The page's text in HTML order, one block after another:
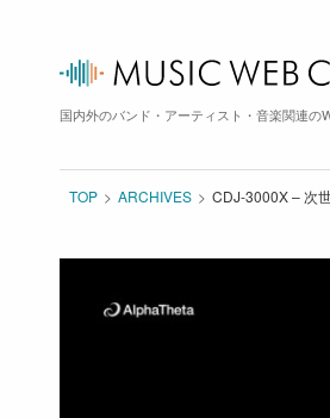
国内外のバンド・アーティスト・音楽関連の
TOP ARCHIVES CDJ-3000X – 次